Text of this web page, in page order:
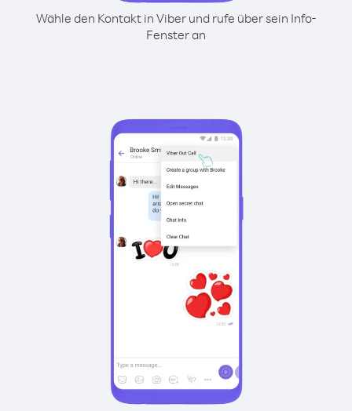
Wähle den Kontakt in Viber und rufe über sein Info-
Fenster an